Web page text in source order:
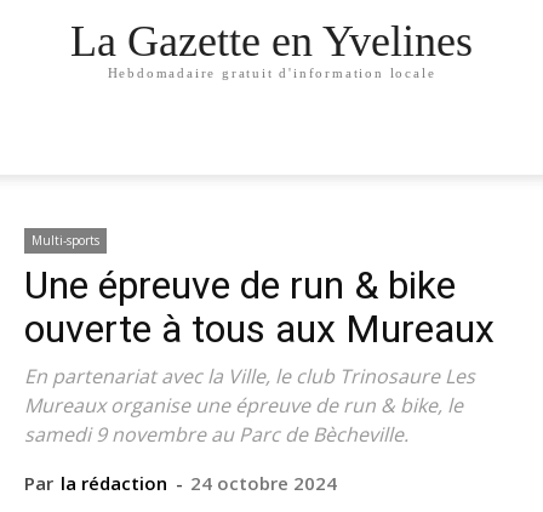
La Gazette en Yvelines
Hebdomadaire gratuit d'information locale
Multi-sports
Une épreuve de run & bike
ouverte à tous aux Mureaux
En partenariat avec la Ville, le club Trinosaure Les
Mureaux organise une épreuve de run & bike, le
samedi 9 novembre au Parc de Bècheville.
Par la rédaction - 24 octobre 2024